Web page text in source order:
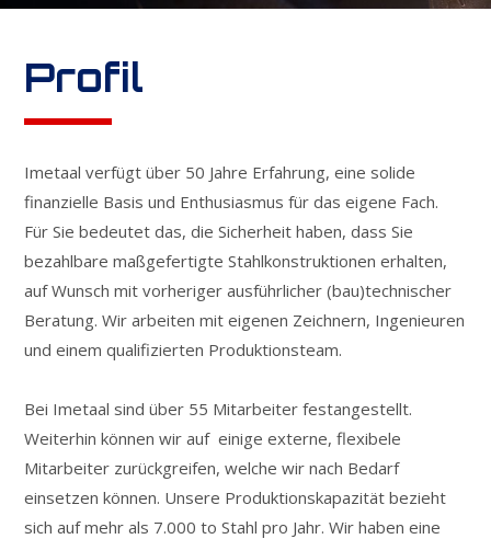
Profil
Imetaal verfügt über 50 Jahre Erfahrung, eine solide
finanzielle Basis und Enthusiasmus für das eigene Fach.
Für Sie bedeutet das, die Sicherheit haben, dass Sie
bezahlbare maßgefertigte Stahlkonstruktionen erhalten,
auf Wunsch mit vorheriger ausführlicher (bau)technischer
Beratung. Wir arbeiten mit eigenen Zeichnern, Ingenieuren
und einem qualifizierten Produktionsteam.
Bei Imetaal sind über 55 Mitarbeiter festangestellt.
Weiterhin können wir auf einige externe, flexibele
Mitarbeiter zurückgreifen, welche wir nach Bedarf
einsetzen können. Unsere Produktionskapazität bezieht
sich auf mehr als 7.000 to Stahl pro Jahr. Wir haben eine